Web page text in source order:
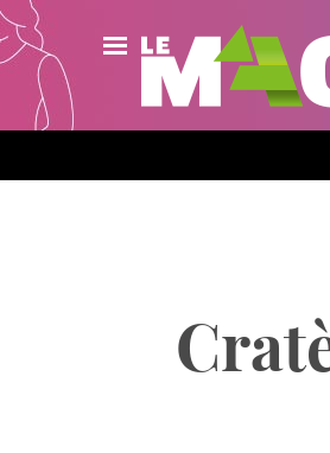
Actualités
Agenda
Contact